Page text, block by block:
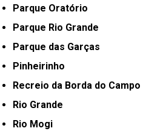
Parque Oratório
Parque Rio Grande
Parque das Garças
Pinheirinho
Recreio da Borda do Campo
Rio Grande
Rio Mogi